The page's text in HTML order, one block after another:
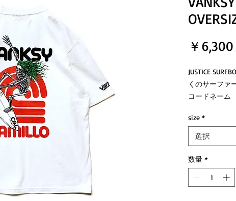
￥6,300
JUSTICE
くのサーファ
コードネーム
ヴィンテージ
合させた
ゆったりとし
プリントには
今回のコラボ
size *
選択
数量 *